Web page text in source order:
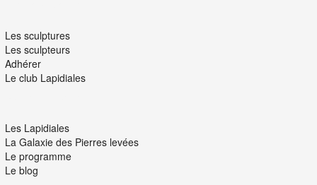
Les sculptures
Les sculpteurs
Adhérer
Le club Lapidiales
Les Lapidiales
La Galaxie des Pierres levées
Le programme
Le blog